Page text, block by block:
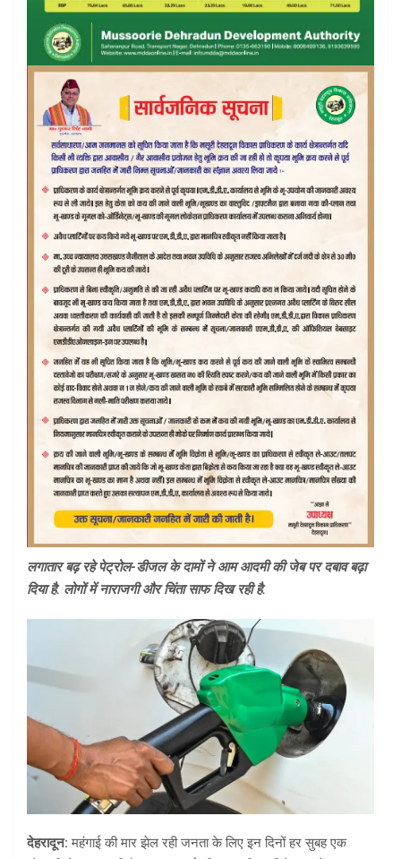
लगातार बढ़ रहे पेट्रोल-डीजल के दामों ने आम आदमी की जेब पर दबाव बढ़ा
दिया है. लोगों में नाराजगी और चिंता साफ दिख रही है.
देहरादून: महंगाई की मार झेल रही जनता के लिए इन दिनों हर सुबह एक